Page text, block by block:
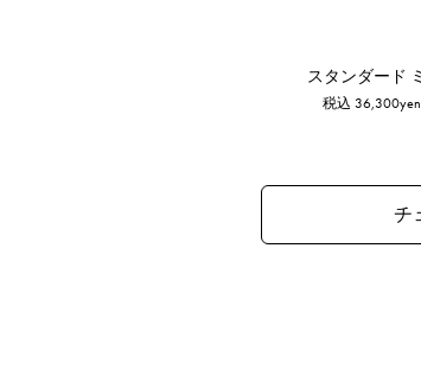
税込 36,300yen